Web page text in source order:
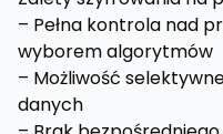
– Pełna kontrola nad
wyborem algorytmów
– Możliwość
danych